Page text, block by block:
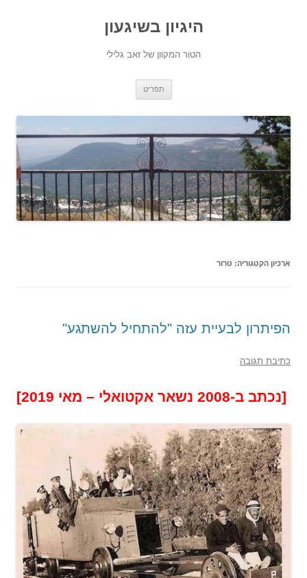
היגיון בשיגעון
הטור המקוון של זאב גלילי
תפריט
ארכיון הקטגוריה: טרור
הפיתרון לבעיית עזה "להתחיל להשתגע"
כתיבת תגובה
[נכתב ב-2008 נשאר אקטואלי – מאי 2019]